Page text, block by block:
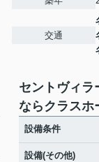
交通
セントヴィ
ならクラスホ
設備条件
設備(その他)